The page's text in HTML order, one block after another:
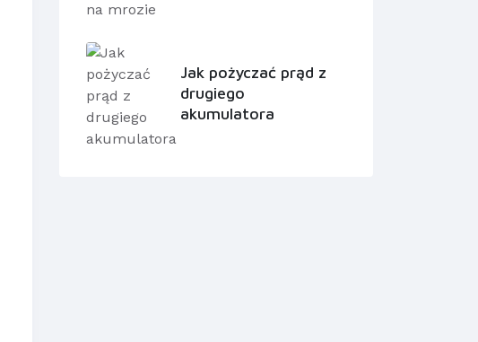
Jak pożyczać prąd z
drugiego
akumulatora